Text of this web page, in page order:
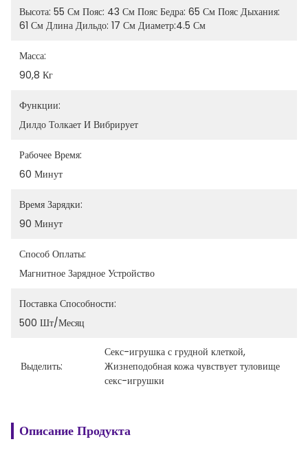
Высота: 55 См Пояс: 43 См Пояс Бедра: 65 См Пояс Дыхания:
61 См Длина Дильдо: 17 См Диаметр:4.5 См
Масса:
90,8 Кг
Функции:
Дилдо Толкает И Вибрирует
Рабочее Время:
60 Минут
Время Зарядки:
90 Минут
Способ Оплаты:
Магнитное Зарядное Устройство
Поставка Способности:
500 Шт/месяц
Выделить:
Секс-игрушка с грудной клеткой,
Жизнеподобная кожа чувствует туловище
секс-игрушки
Описание Продукта